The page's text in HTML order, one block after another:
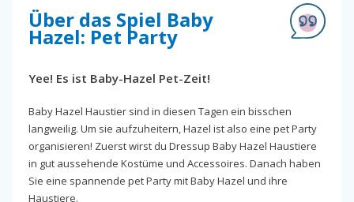
Über das Spiel Baby
Hazel: Pet Party
Yee! Es ist Baby-Hazel Pet-Zeit!
Baby Hazel Haustier sind in diesen Tagen ein bisschen
langweilig. Um sie aufzuheitern, Hazel ist also eine pet Party
organisieren! Zuerst wirst du Dressup Baby Hazel Haustiere
in gut aussehende Kostüme und Accessoires. Danach haben
Sie eine spannende pet Party mit Baby Hazel und ihre
Haustiere.